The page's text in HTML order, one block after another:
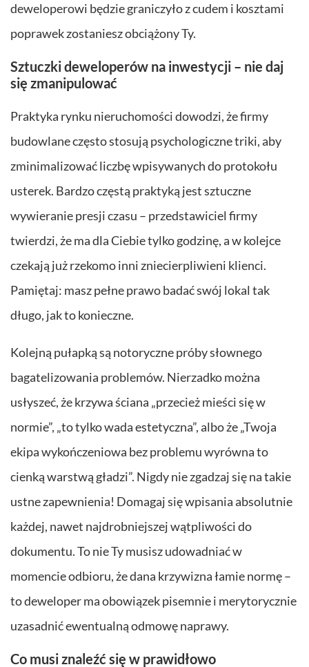
deweloperowi będzie graniczyło z cudem i kosztami
poprawek zostaniesz obciążony Ty.
Sztuczki deweloperów na inwestycji – nie daj
się zmanipulować
Praktyka rynku nieruchomości dowodzi, że firmy
budowlane często stosują psychologiczne triki, aby
zminimalizować liczbę wpisywanych do protokołu
usterek. Bardzo częstą praktyką jest sztuczne
wywieranie presji czasu – przedstawiciel firmy
twierdzi, że ma dla Ciebie tylko godzinę, a w kolejce
czekają już rzekomo inni zniecierpliwieni klienci.
Pamiętaj: masz pełne prawo badać swój lokal tak
długo, jak to konieczne.
Kolejną pułapką są notoryczne próby słownego
bagatelizowania problemów. Nierzadko można
usłyszeć, że krzywa ściana „przecież mieści się w
normie”, „to tylko wada estetyczna”, albo że „Twoja
ekipa wykończeniowa bez problemu wyrówna to
cienką warstwą gładzi”. Nigdy nie zgadzaj się na takie
ustne zapewnienia! Domagaj się wpisania absolutnie
każdej, nawet najdrobniejszej wątpliwości do
dokumentu. To nie Ty musisz udowadniać w
momencie odbioru, że dana krzywizna łamie normę –
to deweloper ma obowiązek pisemnie i merytorycznie
uzasadnić ewentualną odmowę naprawy.
Co musi znaleźć się w prawidłowo